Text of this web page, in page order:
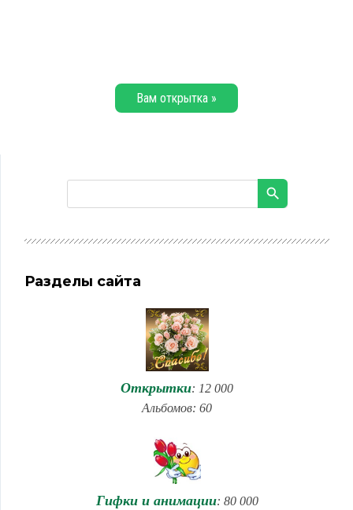
Вам открытка »
Разделы сайта
Открытки: 12 000
Альбомов: 60
Гифки и анимации: 80 000